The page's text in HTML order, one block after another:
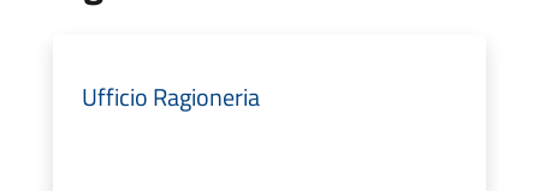
Ufficio Ragioneria